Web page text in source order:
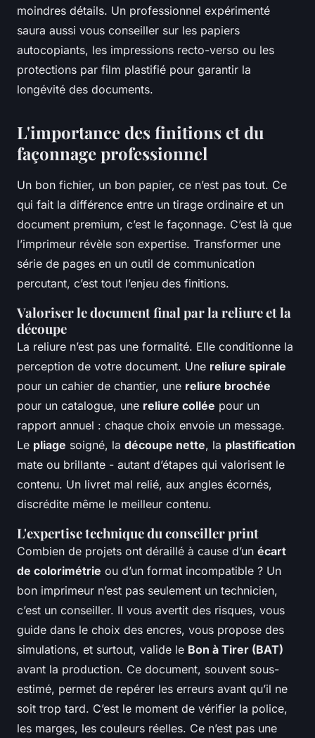
moindres détails. Un professionnel expérimenté
saura aussi vous conseiller sur les papiers
autocopiants, les impressions recto-verso ou les
protections par film plastifié pour garantir la
longévité des documents.
L'importance des finitions et du
façonnage professionnel
Un bon fichier, un bon papier, ce n’est pas tout. Ce
qui fait la différence entre un tirage ordinaire et un
document premium, c’est le façonnage. C’est là que
l’imprimeur révèle son expertise. Transformer une
série de pages en un outil de communication
percutant, c’est tout l’enjeu des finitions.
Valoriser le document final par la reliure et la
découpe
La reliure n’est pas une formalité. Elle conditionne la
perception de votre document. Une reliure spirale
pour un cahier de chantier, une reliure brochée
pour un catalogue, une reliure collée pour un
rapport annuel : chaque choix envoie un message.
Le pliage soigné, la découpe nette, la plastification
mate ou brillante - autant d’étapes qui valorisent le
contenu. Un livret mal relié, aux angles écornés,
discrédite même le meilleur contenu.
L'expertise technique du conseiller print
Combien de projets ont déraillé à cause d’un écart
de colorimétrie ou d’un format incompatible ? Un
bon imprimeur n’est pas seulement un technicien,
c’est un conseiller. Il vous avertit des risques, vous
guide dans le choix des encres, vous propose des
simulations, et surtout, valide le Bon à Tirer (BAT)
avant la production. Ce document, souvent sous-
estimé, permet de repérer les erreurs avant qu’il ne
soit trop tard. C’est le moment de vérifier la police,
les marges, les couleurs réelles. Ce n’est pas une